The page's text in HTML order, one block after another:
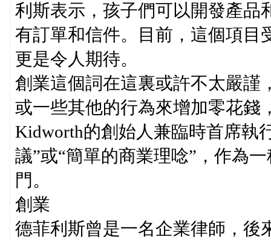
利斯表示，孩子們可以開發產品
有訂單和信件。目前，這個項目
更是令人期待。
創業這個詞在這裏或許不太嚴謹
或一些其他的行為來增加零花錢
Kidworth的創始人兼臨時首席執
議”或“簡單的商業理唸”，作為
門。
創業
德菲利斯曾是一名企業律師，後